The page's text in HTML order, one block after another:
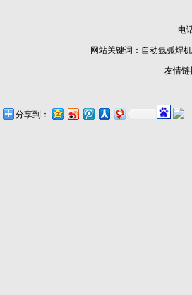
电
网站关键词： 自动氩弧焊机
友情链
分享到：